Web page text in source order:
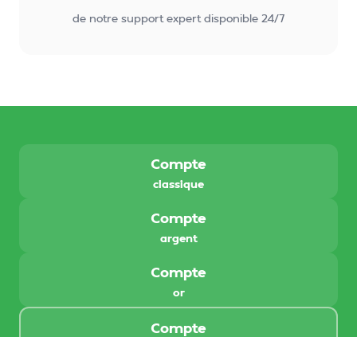
de notre support expert disponible 24/7
Compte
classique
Compte
argent
Compte
or
Compte